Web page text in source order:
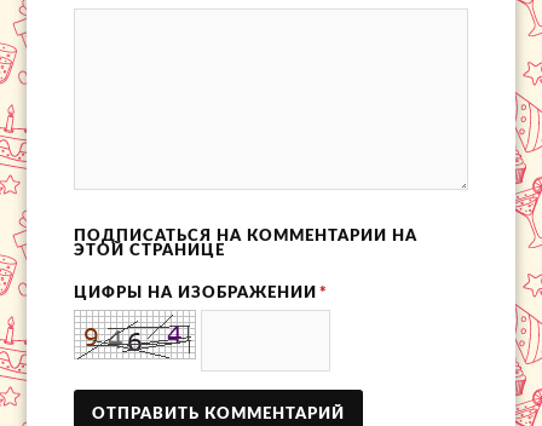
ПОДПИСАТЬСЯ НА КОММЕНТАРИИ НА
ЭТОЙ СТРАНИЦЕ
ЦИФРЫ НА ИЗОБРАЖЕНИИ *